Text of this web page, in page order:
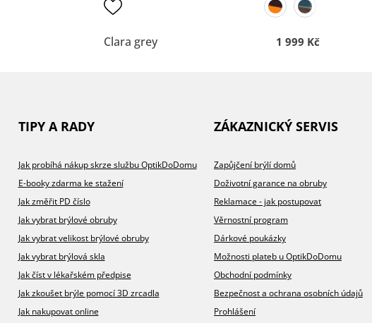
Clara grey 1 999 Kč
TIPY A RADY
Jak probíhá nákup skrze službu OptikDoDomu
E-booky zdarma ke stažení
Jak změřit PD číslo
Jak vybrat brýlové obruby
Jak vybrat velikost brýlové obruby
Jak vybrat brýlová skla
Jak číst v lékařském předpise
Jak zkoušet brýle pomocí 3D zrcadla
Jak nakupovat online
ZÁKAZNICKÝ SERVIS
Zapůjčení brýlí domů
Doživotní garance na obruby
Reklamace - jak postupovat
Věrnostní program
Dárkové poukázky
Možnosti plateb u OptikDoDomu
Obchodní podmínky
Bezpečnost a ochrana osobních údajů
Prohlášení